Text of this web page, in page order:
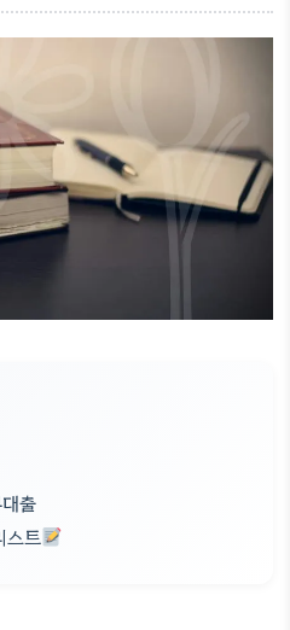
출
스트